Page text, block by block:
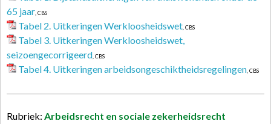
65 jaar , CBS
Tabel 2. Uitkeringen Werkloosheidswet , CBS
Tabel 3. Uitkeringen Werkloosheidswet,
seizoengecorrigeerd , CBS
Tabel 4. Uitkeringen arbeidsongeschiktheidsregelingen , CBS
Rubriek: Arbeidsrecht en sociale zekerheidsrecht